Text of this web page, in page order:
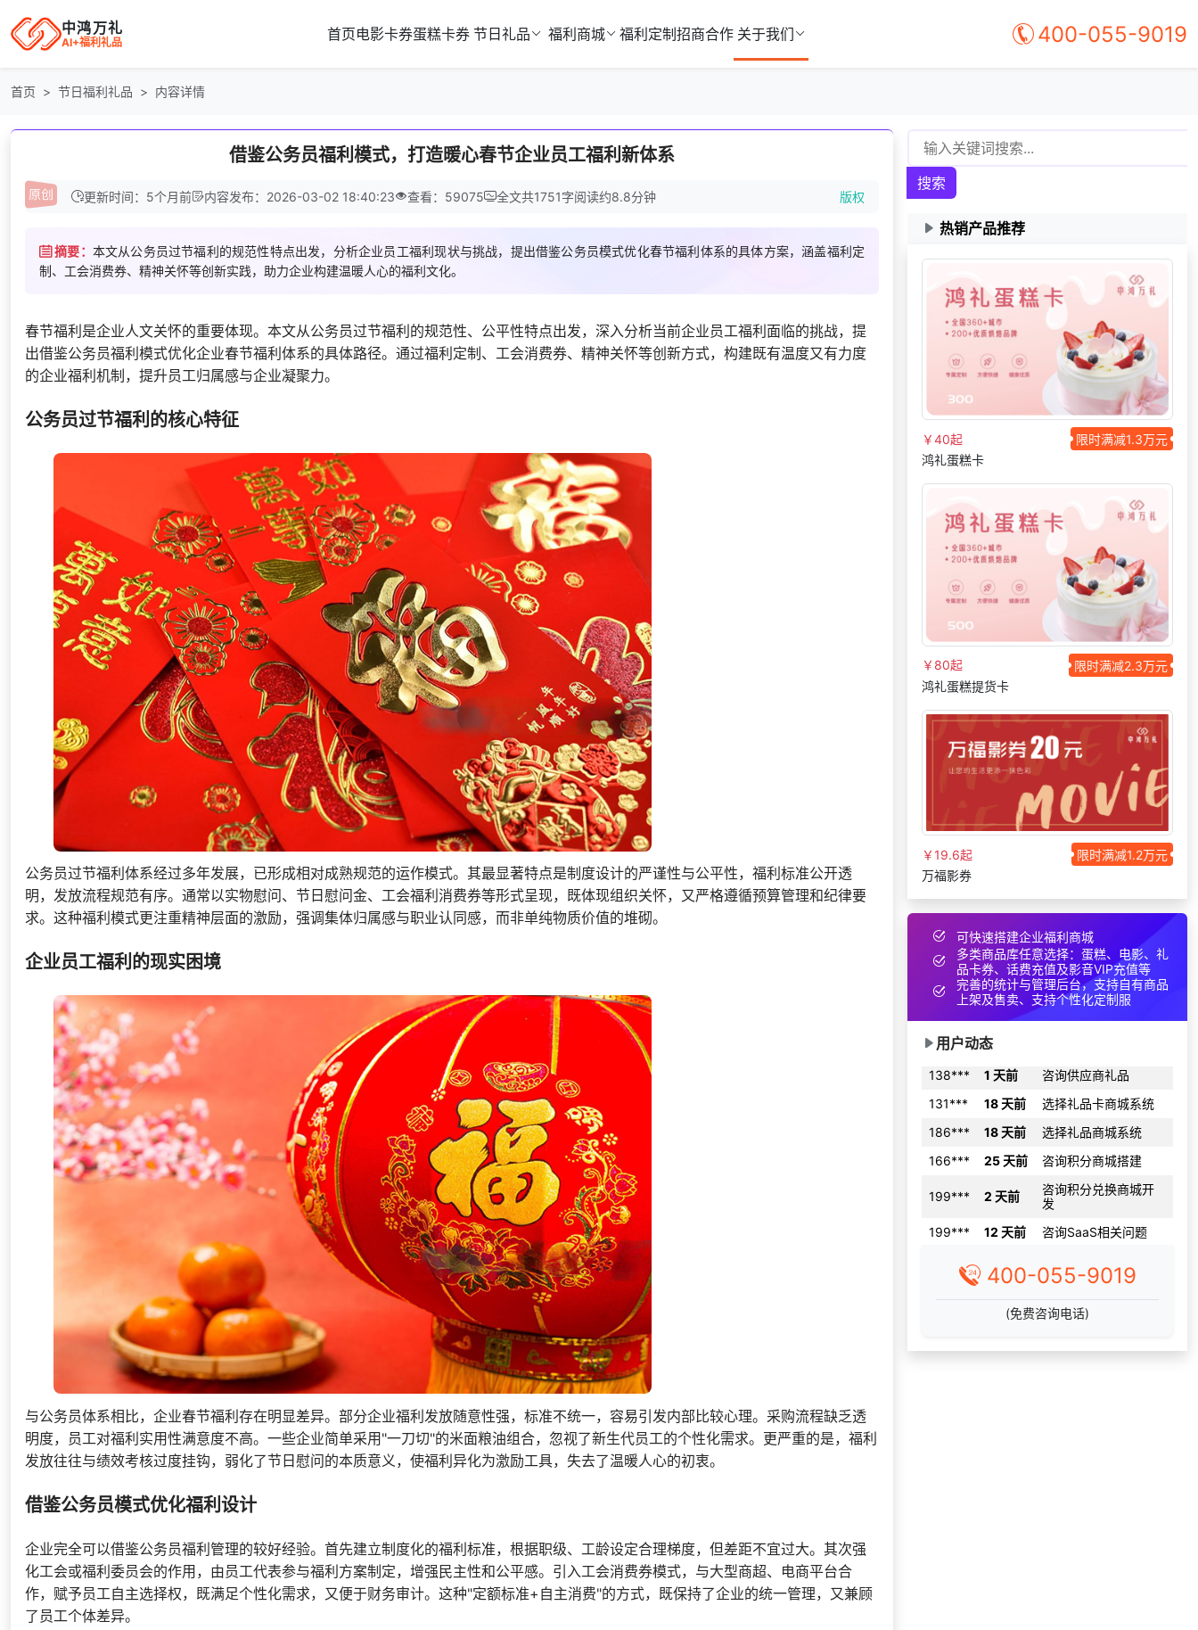
中鸿万礼
AI+福利礼品 首页电影卡券蛋糕卡券 节日礼品 福利商城 福利定制 招商合作 关于我们 400-055-9019
首页 节日福利礼品 内容详情
借鉴公务员福利模式，打造暖心春节企业员工福利新体系
更新时间：5个月前 内容发布：2026-03-02 18:40:23 查看：59075 全文共1751字阅读约8.8分钟 版权
摘要： 本文从公务员过节福利的规范性特点出发，分析企业员工福利现状与挑战，提出借鉴公务员模式优化春节福利体系的具体方案，涵盖福利定
制、工会消费券、精神关怀等创新实践，助力企业构建温暖人心的福利文化。
春节福利是企业人文关怀的重要体现。本文从公务员过节福利的规范性、公平性特点出发，深入分析当前企业员工福利面临的挑战，提
出借鉴公务员福利模式优化企业春节福利体系的具体路径。通过福利定制、工会消费券、精神关怀等创新方式，构建既有温度又有力度
的企业福利机制，提升员工归属感与企业凝聚力。
公务员过节福利的核心特征
公务员过节福利体系经过多年发展，已形成相对成熟规范的运作模式。其最显著特点是制度设计的严谨性与公平性，福利标准公开透
明，发放流程规范有序。通常以实物慰问、节日慰问金、工会福利消费券等形式呈现，既体现组织关怀，又严格遵循预算管理和纪律要
求。这种福利模式更注重精神层面的激励，强调集体归属感与职业认同感，而非单纯物质价值的堆砌。
企业员工福利的现实困境
与公务员体系相比，企业春节福利存在明显差异。部分企业福利发放随意性强，标准不统一，容易引发内部比较心理。采购流程缺乏透
明度，员工对福利实用性满意度不高。一些企业简单采用"一刀切"的米面粮油组合，忽视了新生代员工的个性化需求。更严重的是，福利
发放往往与绩效考核过度挂钩，弱化了节日慰问的本质意义，使福利异化为激励工具，失去了温暖人心的初衷。
借鉴公务员模式优化福利设计
企业完全可以借鉴公务员福利管理的较好经验。首先建立制度化的福利标准，根据职级、工龄设定合理梯度，但差距不宜过大。其次强
化工会或福利委员会的作用，由员工代表参与福利方案制定，增强民主性和公平感。引入工会消费券模式，与大型商超、电商平台合
作，赋予员工自主选择权，既满足个性化需求，又便于财务审计。这种"定额标准+自主消费"的方式，既保持了企业的统一管理，又兼顾
了员工个体差异。
搜索
热销产品推荐
￥40起
限时满减1.3万元
鸿礼蛋糕卡
￥80起
限时满减2.3万元
鸿礼蛋糕提货卡
￥19.6起
限时满减1.2万元
万福影券
可快速搭建企业福利商城
多类商品库任意选择：蛋糕、电影、礼
品卡券、话费充值及影音VIP充值等
完善的统计与管理后台，支持自有商品
上架及售卖、支持个性化定制服
用户动态
177*** 11 天前
选择了企业福利系统
11 天前
申请按需体验系统
18 天前
选择了礼品提货系统
195***
申请按需体验系统
130***
187***
17 天前
索要商城资料
159***
28 天前
咨询积分商城搭建
131***
3 天前
索要商城资料
155***
28 天前
选择礼品商城系统
183***
18 天前
选择福利发放系统
138***
1 天前
131***
18 天前
选择礼品卡商城系统
186***
18 天前
选择礼品商城系统
166***
25 天前 咨询积分商城搭建
199*** 2 天前
咨询积分兑换商城开
199***
12 天前
咨询SaaS相关问题
177***
11 天前
选择了企业福利系统
137***
18 天前
选择了礼品提货系统
12 天前
申请按需体验系统
177*** 11 天前
选择了企业福利系统
166***
11 天前
申请按需体验系统
选择了礼品提货系统
195***
12 天前
申请按需体验系统
130***
选择了企业福利系统
187***
索要商城资料
159***
155***
28 天前
选择礼品商城系统
183***
18 天前
选择福利发放系统
咨询供应商礼品
131***
18 天前
选择礼品卡商城系统
186***
选择礼品商城系统
166***
咨询积分商城搭建
199*** 2 天前
咨询SaaS相关问题
400-055-9019
(免费咨询电话)